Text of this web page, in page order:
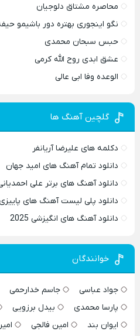
محاصره مشتاق دلوجیان
نگو اینجوری بهتره دور باشیمو
حبس سبحان محمدی
عشق ابدی روح الله کرمی
الوعده وفا ابی عالی
گلچین آهنگ ها
دکلمه های علیرضا آریانفر
دانلود تمام آهنگ های امید جهان
دانلود آهنگ های برتر علی احمدیانی
دانلود پلی لیست آهنگ های پاییزی 1404
دانلود آهنگ های انگیزشی 2025
خوانندگان
جواد عباسی جاسم خدارحمی
پارسا محمدی
بیدل برزویی
ایوان بند
امین فالجی